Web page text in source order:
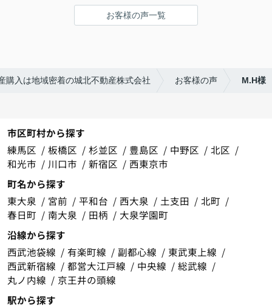
お客様の声一覧
購入は地域密着の城北不動産株式会社 お客様の声 M.H様
市区町村から探す
練馬区
板橋区 杉並区 豊島区 中野区
北区
和光市
川口市 新宿区
西東京市
町名から探す
東大泉
宮前 平和台 西大泉 土支田
北町
春日町
南大泉 田柄
大泉学園町
沿線から探す
西武池袋線
有楽町線 副都心線
東武東上線
西武新宿線
都営大江戸線 中央線
総武線
丸ノ内線
京王井の頭線
駅から探す